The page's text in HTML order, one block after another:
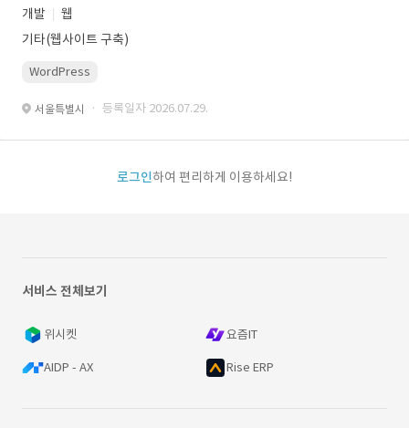
개발
웹
기타(웹사이트 구축)
WordPress
서울특별시 · 등록일자 2026.07.29.
로그인하여 편리하게 이용하세요!
서비스 전체보기
위시켓 요즘IT
AIDP - AX Rise ERP